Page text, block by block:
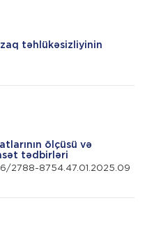
təhlükəsizliyinin
ölçüsü və
tədbirləri
2788-8754.47.01.2025.09